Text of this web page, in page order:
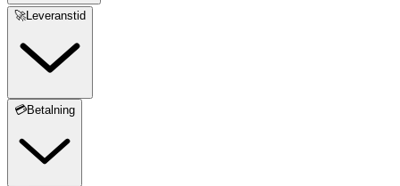
🚀Leveranstid
💳Betalning